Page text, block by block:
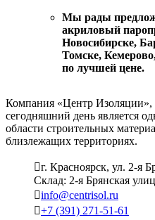
Мы рады
акриловый
Новосибирске,
Томске,
по лучшей цене.
Компания «Центр Изоляции»,
сегодняшний день является
области строительных
близлежащих территориях.
г. Красноярск, ул. 2-я
Склад: 2-я Брянская
info@centrisol.ru
+7 (391) 271-51-61